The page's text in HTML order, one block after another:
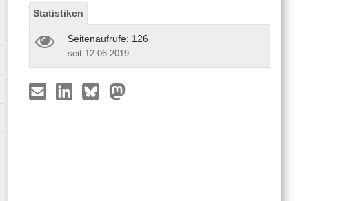
Statistiken
Seitenaufrufe: 126
seit 12.06.2019